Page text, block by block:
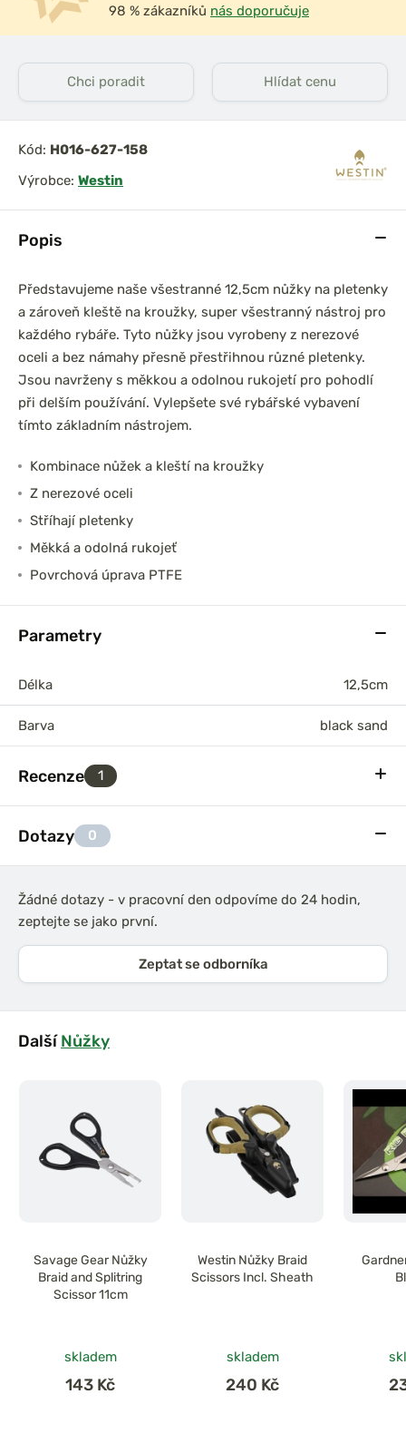
Popis
Představujeme naše všestranné 12,5cm nůžky na pletenky
a zároveň kleště na kroužky, super všestranný nástroj pro
každého rybáře. Tyto nůžky jsou vyrobeny z nerezové
oceli a bez námahy přesně přestřihnou různé pletenky.
Jsou navrženy s měkkou a odolnou rukojetí pro pohodlí
při delším používání. Vylepšete své rybářské vybavení
tímto základním nástrojem.
Kombinace nůžek a kleští na kroužky
Z nerezové oceli
Stříhají pletenky
Měkká a odolná rukojeť
Povrchová úprava PTFE
Parametry
Délka 12,5cm
Barva black sand
Recenze 1
Dotazy 0
Žádné dotazy - v pracovní den odpovíme do 24 hodin,
zeptejte se jako první.
Zeptat se odborníka
DalšíNůžky
Savage Gear Nůžky
Braid and Splitring
Scissor 11cm
skladem
143 Kč
Westin Nůžky Braid
Scissors Incl. Sheath
skladem
240 Kč
98 % zákazníků nás doporučuje
Chci poradit Hlídat cenu
Kód: H016-627-158
Výrobce: Westin